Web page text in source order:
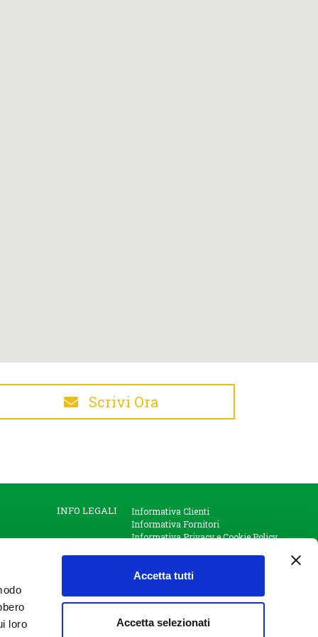
loro
Accetta tutti
Accetta selezionati
Scrivi Ora
INFO LEGALI
Informativa Clienti
Informativa Fornitori
Informativa Privacy e Cookie Policy